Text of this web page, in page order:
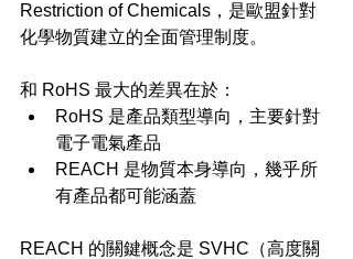
Restriction of Chemicals，是歐盟針對
化學物質建立的全面管理制度。
和 RoHS 最大的差異在於：
RoHS 是產品類型導向，主要針對
電子電氣產品
REACH 是物質本身導向，幾乎所
有產品都可能涵蓋
REACH 的關鍵概念是 SVHC（高度關